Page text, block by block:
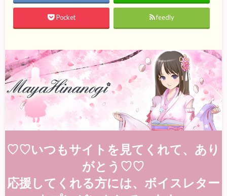
Pocket feedly
♡♡いつもサイトを見てくれて、あり
がとう♡♡
応援してくれる方には、ボイスレター